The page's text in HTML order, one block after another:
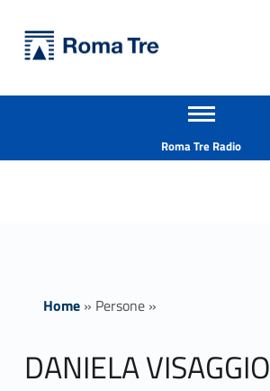
DANIELA VISAGGIO - Università Roma Tre
Apri il menu secondario
Roma Tre Radio
Home» Persone»
DANIELA VISAGGIO